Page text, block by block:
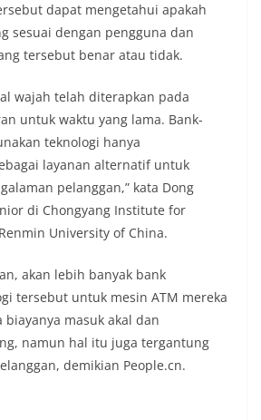
dapat mengetahui apakah
sesuai dengan pengguna dan
tersebut benar atau tidak.
wajah telah diterapkan pada
untuk waktu yang lama. Bank-
teknologi hanya
layanan alternatif untuk
pelanggan,” kata Dong
di Chongyang Institute for
University of China.
akan lebih banyak bank
tersebut untuk mesin ATM mereka
masuk akal dan
namun hal itu juga tergantung
demikian People.cn.